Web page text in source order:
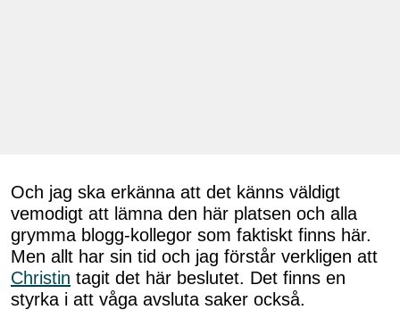
Och jag ska erkänna att det känns väldigt
vemodigt att lämna den här platsen och alla
grymma blogg-kollegor som faktiskt finns här.
Men allt har sin tid och jag förstår verkligen att
Christin tagit det här beslutet. Det finns en
styrka i att våga avsluta saker också.